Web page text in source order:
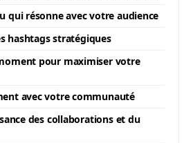
qui résonne avec votre audience
hashtags stratégiques
pour maximiser votre
avec votre communauté
des collaborations et du